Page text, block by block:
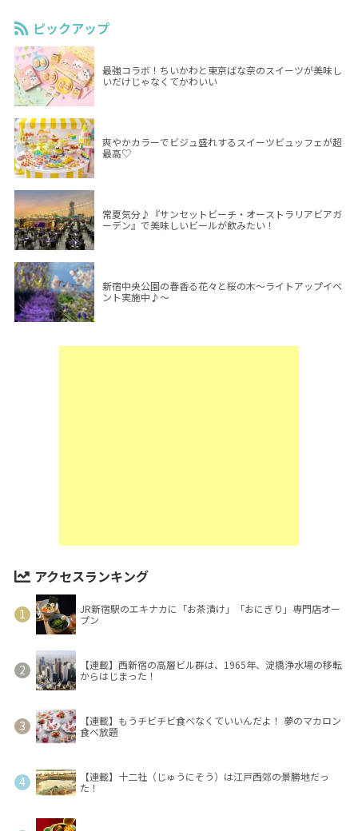
ピックアップ
最強コラボ！ちいかわと東京ばな奈のスイーツが美味し
いだけじゃなくてかわいい
爽やかカラーでビジュ盛れするスイーツビュッフェが超
最高♡
常夏気分♪『サンセットビーチ・オーストラリアビアガ
ーデン』で美味しいビールが飲みたい！
新宿中央公園の春香る花々と桜の木～ライトアップイベ
ント実施中♪～
アクセスランキング
JR新宿駅のエキナカに「お茶漬け」「おにぎり」専門店オー
プン
【連載】西新宿の高層ビル群は、1965年、淀橋浄水場の移転
からはじまった！
【連載】もうチビチビ食べなくていいんだよ！ 夢のマカロン
食べ放題
【連載】十二社（じゅうにそう）は江戸西郊の景勝地だっ
た！